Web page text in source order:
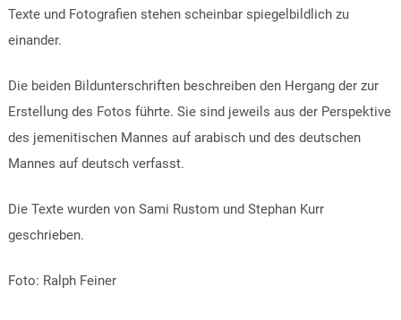
Texte und Fotografien stehen scheinbar spiegelbildlich zu
einander.
Die beiden Bildunterschriften beschreiben den Hergang der zur
Erstellung des Fotos führte. Sie sind jeweils aus der Perspektive
des jemenitischen Mannes auf arabisch und des deutschen
Mannes auf deutsch verfasst.
Die Texte wurden von Sami Rustom und Stephan Kurr
geschrieben.
Foto: Ralph Feiner